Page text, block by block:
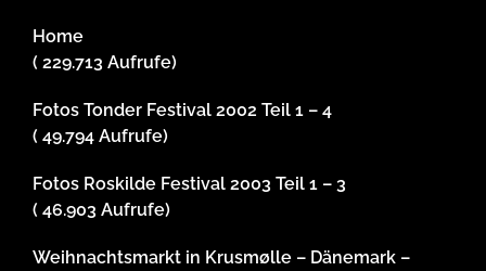
Home
( 229.713 Aufrufe)
Fotos Tonder Festival 2002 Teil 1 – 4
( 49.794 Aufrufe)
Fotos Roskilde Festival 2003 Teil 1 – 3
( 46.903 Aufrufe)
Weihnachtsmarkt in Krusmølle – Dänemark –